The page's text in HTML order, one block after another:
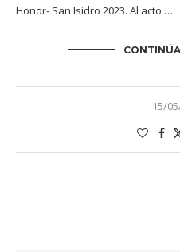
Honor- San Isidro 2023. Al acto …
15/